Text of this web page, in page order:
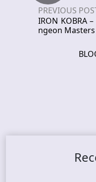
PREVIOUS
IRON KOBRA
ngeon Masters